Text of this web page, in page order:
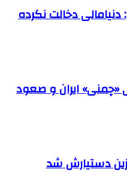
دخالت نکرده
«چمنی» ایران و صعود
دستیارش شد